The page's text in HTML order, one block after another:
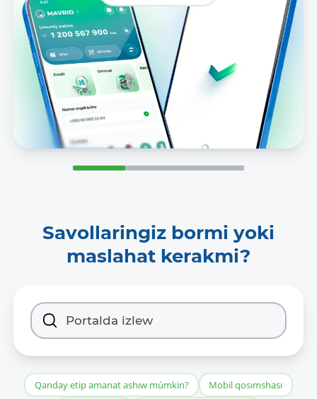
Savollaringiz bormi yoki
maslahat kerakmi?
Qanday etip amanat ashıw múmkin? Mobil qosımshası